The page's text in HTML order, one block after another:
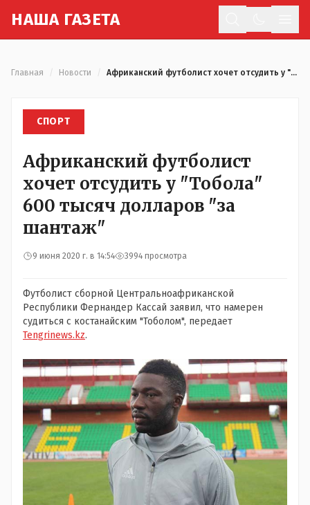
НАША ГАЗЕТА
Главная Новости Африканский футболист хочет отсудить у "Тобола" 600 тысяч долларов "за шантаж"
СПОРТ
Африканский футболист
хочет отсудить у "Тобола"
600 тысяч долларов "за
шантаж"
9 июня 2020 г. в 14:54 3994 просмотра
Футболист сборной Центральноафриканской
Республики Фернандер Кассай заявил, что намерен
судиться с костанайским "Тоболом", передает
Tengrinews.kz.